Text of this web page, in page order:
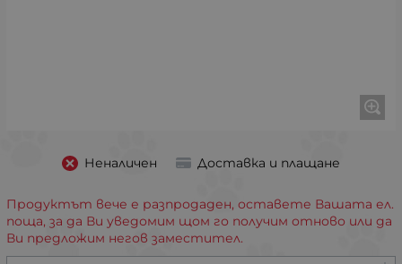
Неналичен Доставка и плащане
Продуктът вече е разпродаден, оставете Вашата ел.
поща, за да Ви уведомим щом го получим отново или да
Ви предложим негов заместител.